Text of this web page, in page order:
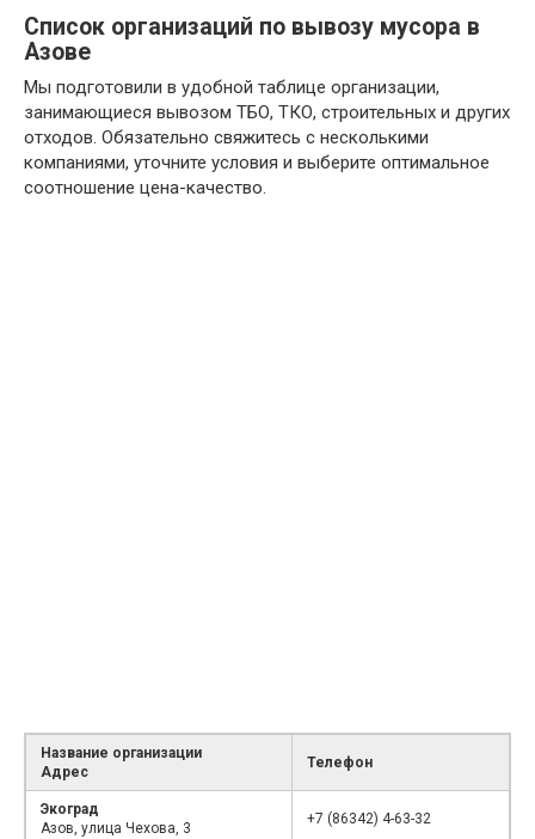
Список организаций по вывозу мусора в
Азове
Мы подготовили в удобной таблице организации,
занимающиеся вывозом ТБО, ТКО, строительных и других
отходов. Обязательно свяжитесь с несколькими
компаниями, уточните условия и выберите оптимальное
соотношение цена-качество.
Название организации
Адрес
Телефон
Экоград
Азов, улица Чехова, 3
+7 (86342) 4-63-32